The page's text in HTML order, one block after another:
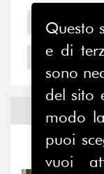
Questo
e di
sono
del sito
modo
puoi
vuoi